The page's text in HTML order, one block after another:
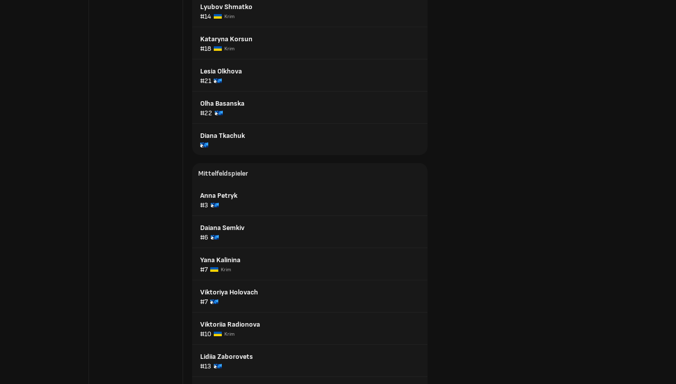
Lyubov Shmatko
#14
Krim
Kataryna Korsun
#18
Krim
Lesia Olkhova
#21
Olha Basanska
#22
Diana Tkachuk
Mittelfeldspieler
Anna Petryk
#3
Daiana Semkiv
#6
Yana Kalinina
#7
Krim
Viktoriya Holovach
#7
Viktoriia Radionova
#10
Krim
Lidiia Zaborovets
#13